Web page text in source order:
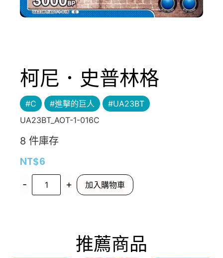
柯尼．史普林格
#C #進擊的巨人
#UA23BT
UA23BT_AOT-1-016C
8 件庫存
NT$6
- + 加入購物車
推薦商品